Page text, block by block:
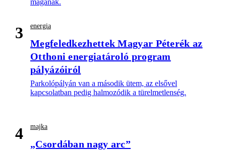
magának.
3 energia
Megfeledkezhettek Magyar Péterék az
Otthoni energiatároló program
pályázóiról
Parkolópályán van a második ütem, az elsővel
kapcsolatban pedig halmozódik a türelmetlenség.
4 majka
„Csordában nagy arc”